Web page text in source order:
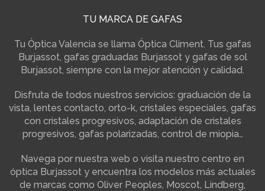
TU MARCA DE GAFAS
Tu Óptica Valencia se llama Óptica Climent. Tus gafas
Burjassot, gafas graduadas Burjassot y gafas de sol
Burjassot, siempre con la mejor atención y calidad.
Disfruta de todos nuestros servicios: graduación de la
vista, lentes contacto, orto-k, cristales especiales, gafas
con cristales progresivos, adaptación de cristales
progresivos, gafas polarizadas, control de miopia…
Navega por nuestra web o visita nuestro centro en
óptica Burjassot y encuentra los modelos más actuales
de marcas como Oliver Peoples, Moscot, Lindberg,